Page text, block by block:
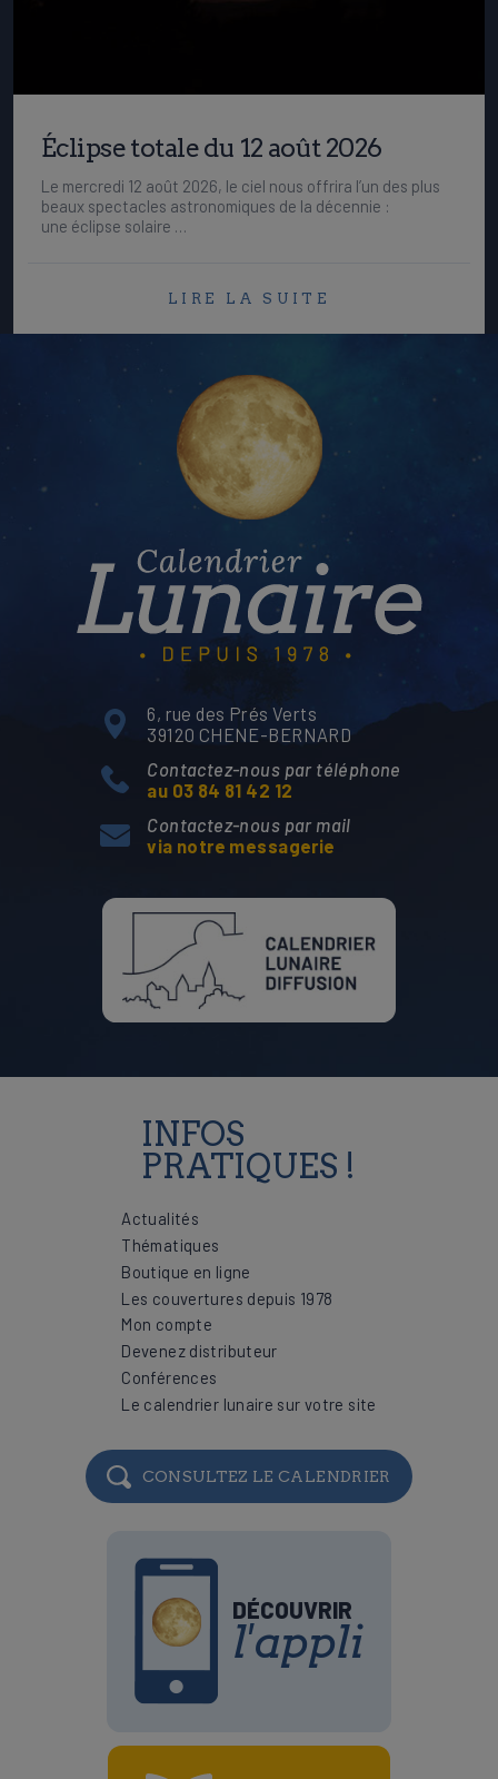
Éclipse totale du 12 août 2026
Le mercredi 12 août 2026, le ciel nous offrira l’un des plus
beaux spectacles astronomiques de la décennie :
une éclipse solaire …
LIRE LA SUITE
6, rue des Prés Verts
39120 CHENE-BERNARD
Contactez-nous par téléphone
au 03 84 81 42 12
Contactez-nous par mail
via notre messagerie
INFOS
PRATIQUES !
Actualités
Thématiques
Boutique en ligne
Les couvertures depuis 1978
Mon compte
Devenez distributeur
Conférences
Le calendrier lunaire sur votre site
CONSULTEZ LE CALENDRIER
DÉCOUVRIR
l'appli